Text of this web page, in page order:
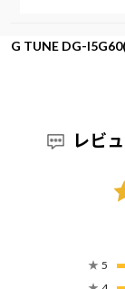
G TUNE DG-
レビ
★ 5